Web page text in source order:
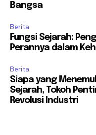
Bangsa
Berita
Fungsi Sejarah:
Perannya dalam
Berita
Siapa yang
Sejarah, Tokoh
Revolusi Industri